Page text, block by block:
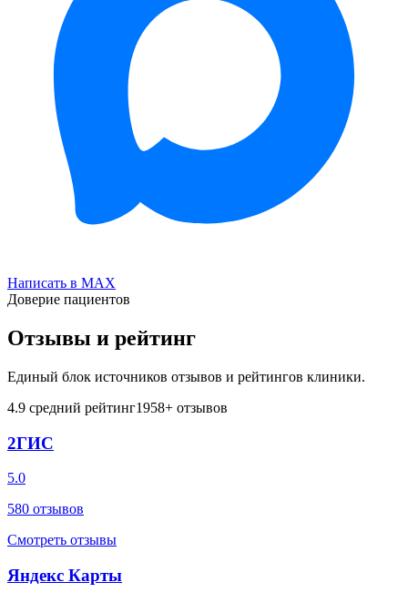
Написать в MAX
Доверие пациентов
Отзывы и рейтинг
Единый блок источников отзывов и рейтингов клиники.
4.9 средний рейтинг1958+ отзывов
2ГИС
5.0
580 отзывов
Смотреть отзывы
Яндекс Карты